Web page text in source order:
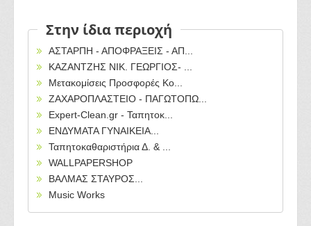
Στην ίδια περιοχή
ΑΣΤΑΡΠΗ - ΑΠΟΦΡΑΞΕΙΣ - ΑΠ...
ΚΑΖΑΝΤΖΗΣ ΝΙΚ. ΓΕΩΡΓΙΟΣ- ...
Μετακομίσεις Προσφορές Κο...
ΖΑΧΑΡΟΠΛΑΣΤΕΙΟ - ΠΑΓΩΤΟΠΩ...
Expert-Clean.gr - Ταπητοκ...
ΕΝΔΥΜΑΤΑ ΓΥΝΑΙΚΕΙΑ...
Ταπητοκαθαριστήρια Δ. & ...
WALLPAPERSHOP
ΒΑΛΜΑΣ ΣΤΑΥΡΟΣ...
Music Works